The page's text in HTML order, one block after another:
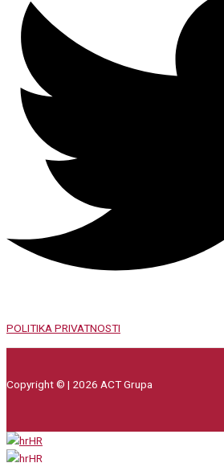
POLITIKA PRIVATNOSTI
Copyright © | 2026 ACT Grupa
HR
HR